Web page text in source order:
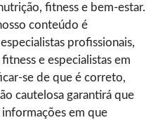
fitness e bem-estar.
conteúdo é
profissionais,
e especialistas em
se de que é correto,
cautelosa garantirá que
em que